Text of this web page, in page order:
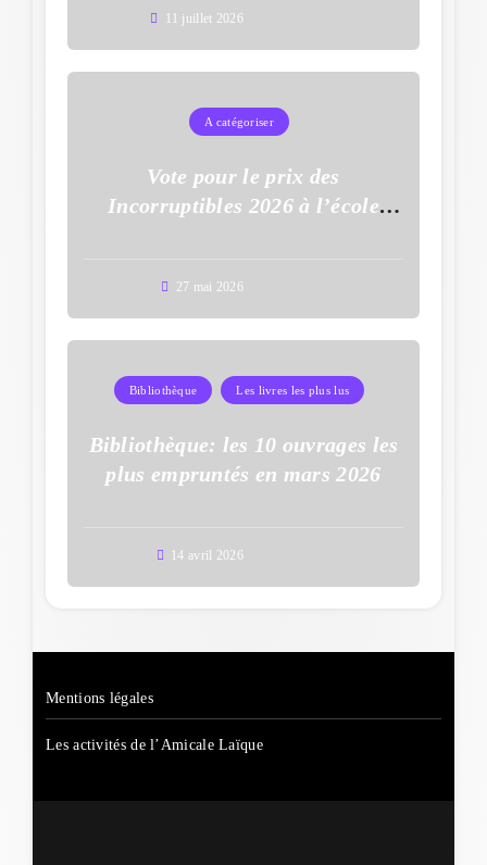
11 juillet 2026
A catégoriser
Vote pour le prix des
Incorruptibles 2026 à l’école
27 mai 2026
Bibliothèque Les livres les plus lus
Bibliothèque: les 10 ouvrages les
plus empruntés en mars 2026
14 avril 2026
Mentions légales
Les activités de l’Amicale Laïque